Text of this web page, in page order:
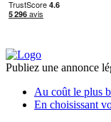
Publiez une annonce
Au coût le plus
En choisissant